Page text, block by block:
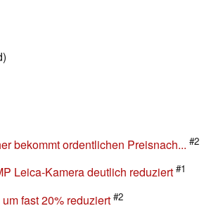
bekommt ordentlichen Preisnach... #2
Leica-Kamera deutlich reduziert #1
fast 20% reduziert #2